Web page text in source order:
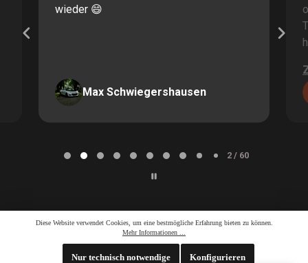
Diese Website verwendet Cookies, um eine bestmögliche Erfahrung bieten zu können.
Mehr Informationen ...
Nur technisch notwendige Konfigurieren
wieder 😄
Max Schwiegershausen
2 / 60